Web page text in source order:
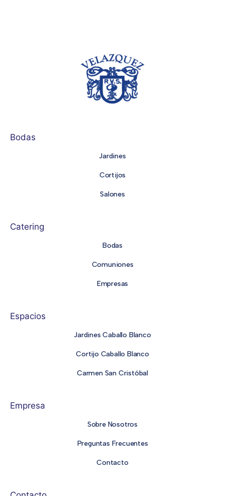
Bodas
Jardines
Cortijos
Salones
Catering
Bodas
Comuniones
Empresas
Espacios
Jardines Caballo Blanco
Cortijo Caballo Blanco
Carmen San Cristóbal
Empresa
Sobre Nosotros
Preguntas Frecuentes
Contacto